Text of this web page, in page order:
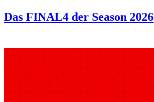
Das FINAL4 der Season 2026